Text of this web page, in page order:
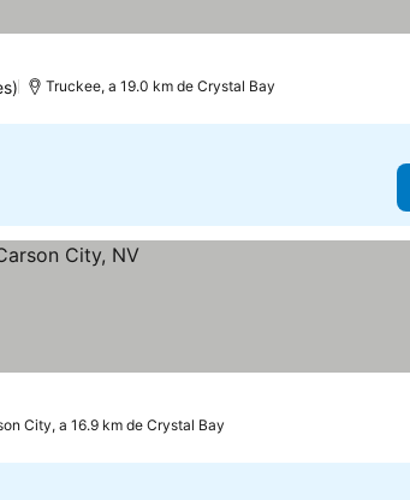
Truckee, a 19.0 km de Crystal Bay
City, a 16.9 km de Crystal Bay